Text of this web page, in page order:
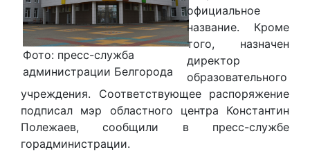
Фото: пресс-служба
администрации Белгорода
официальное
название. Кроме
того, назначен
директор
образовательного
учреждения. Соответствующее распоряжение
подписал мэр областного центра Константин
Полежаев, сообщили в пресс-службе
горадминистрации.